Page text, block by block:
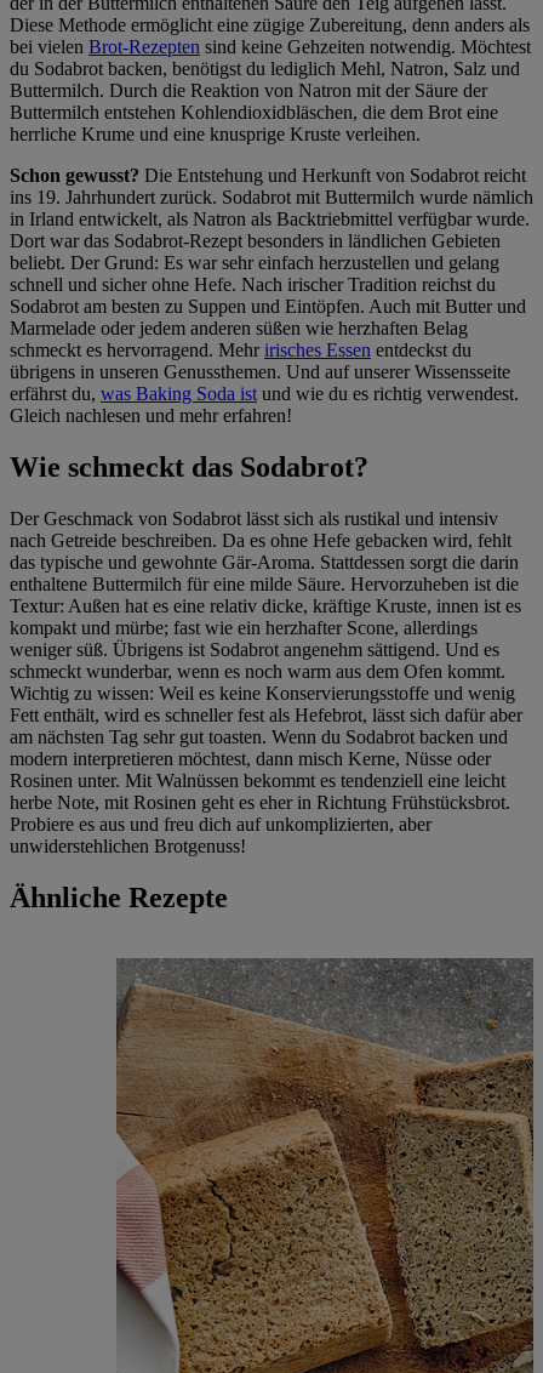
Diese Methode ermöglicht eine zügige Zubereitung, denn anders als
bei vielen Brot-Rezepten sind keine Gehzeiten notwendig. Möchtest
du Sodabrot backen, benötigst du lediglich Mehl, Natron, Salz und
Buttermilch. Durch die Reaktion von Natron mit der Säure der
Buttermilch entstehen Kohlendioxidbläschen, die dem Brot eine
herrliche Krume und eine knusprige Kruste verleihen.
Schon gewusst? Die Entstehung und Herkunft von Sodabrot reicht
ins 19. Jahrhundert zurück. Sodabrot mit Buttermilch wurde nämlich
in Irland entwickelt, als Natron als Backtriebmittel verfügbar wurde.
Dort war das Sodabrot-Rezept besonders in ländlichen Gebieten
beliebt. Der Grund: Es war sehr einfach herzustellen und gelang
schnell und sicher ohne Hefe. Nach irischer Tradition reichst du
Sodabrot am besten zu Suppen und Eintöpfen. Auch mit Butter und
Marmelade oder jedem anderen süßen wie herzhaften Belag
schmeckt es hervorragend. Mehr irisches Essen entdeckst du
übrigens in unseren Genussthemen. Und auf unserer Wissensseite
erfährst du, was Baking Soda ist und wie du es richtig verwendest.
Gleich nachlesen und mehr erfahren!
Wie schmeckt das Sodabrot?
Der Geschmack von Sodabrot lässt sich als rustikal und intensiv
nach Getreide beschreiben. Da es ohne Hefe gebacken wird, fehlt
das typische und gewohnte Gär-Aroma. Stattdessen sorgt die darin
enthaltene Buttermilch für eine milde Säure. Hervorzuheben ist die
Textur: Außen hat es eine relativ dicke, kräftige Kruste, innen ist es
kompakt und mürbe; fast wie ein herzhafter Scone, allerdings
weniger süß. Übrigens ist Sodabrot angenehm sättigend. Und es
schmeckt wunderbar, wenn es noch warm aus dem Ofen kommt.
Wichtig zu wissen: Weil es keine Konservierungsstoffe und wenig
Fett enthält, wird es schneller fest als Hefebrot, lässt sich dafür aber
am nächsten Tag sehr gut toasten. Wenn du Sodabrot backen und
modern interpretieren möchtest, dann misch Kerne, Nüsse oder
Rosinen unter. Mit Walnüssen bekommt es tendenziell eine leicht
herbe Note, mit Rosinen geht es eher in Richtung Frühstücksbrot.
Probiere es aus und freu dich auf unkomplizierten, aber
unwiderstehlichen Brotgenuss!
Ähnliche Rezepte
imImpressum